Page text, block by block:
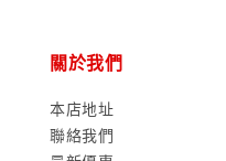
關於我們
本店地址
聯絡我們